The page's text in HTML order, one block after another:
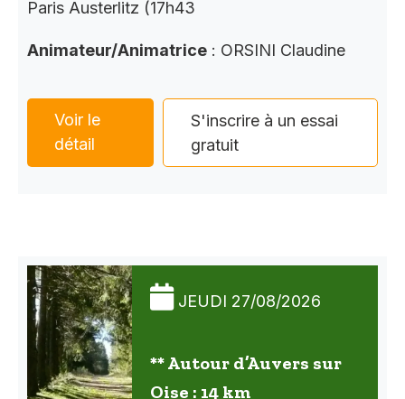
Paris Austerlitz (17h43
Animateur/Animatrice : ORSINI Claudine
Voir le
détail
S'inscrire à un essai
gratuit
JEUDI 27/08/2026
** Autour d’Auvers sur
Oise : 14 km